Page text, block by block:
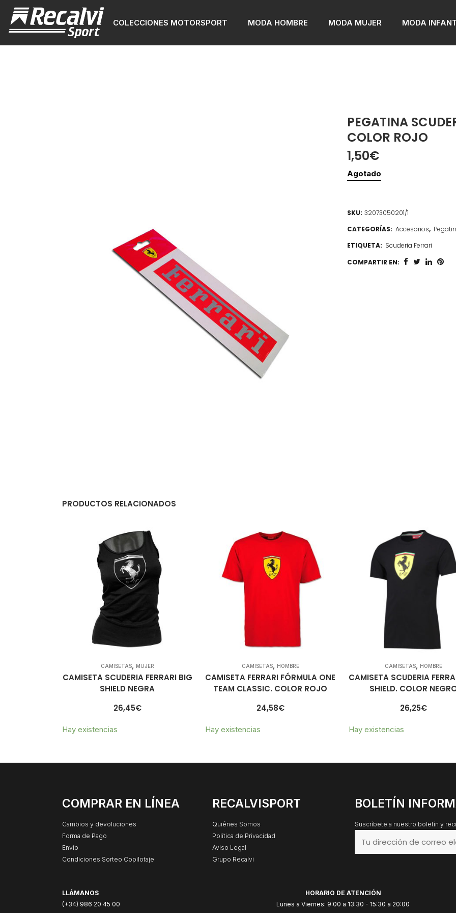
COLECCIONES MOTORSPORT MODA HOMBRE MODA MUJER MODA
PEGATINA
COLOR ROJO
1,50€
Agotado
SKU: 32073050201/1
CATEGORÍAS: Accesorios,
ETIQUETA: Scuderia Ferrari
COMPARTIR EN:
PRODUCTOS RELACIONADOS
CAMISETAS, MUJER
CAMISETA SCUDERIA FERRARI BIG
SHIELD NEGRA
26,45€
Hay existencias
CAMISETAS, HOMBRE
CAMISETA FERRARI FÓRMULA ONE
TEAM CLASSIC. COLOR ROJO
24,58€
Hay existencias
CAMISETAS, HOMBRE
CAMISETA SCUDERIA
SHIELD. COLOR
26,25€
Hay existencias
COMPRAR EN LÍNEA
Cambios y devoluciones
Forma de Pago
Envío
Condiciones Sorteo Copilotaje
RECALVISPORT
Quiénes Somos
Política de Privacidad
Aviso Legal
Grupo Recalvi
BOLETÍN
Suscríbete a nuestro boletín y
LLÁMANOS
(+34) 986 20 45 00
HORARIO DE ATENCIÓN
Lunes a Viernes: 9:00 a 13:30 - 15:30 a 20:00